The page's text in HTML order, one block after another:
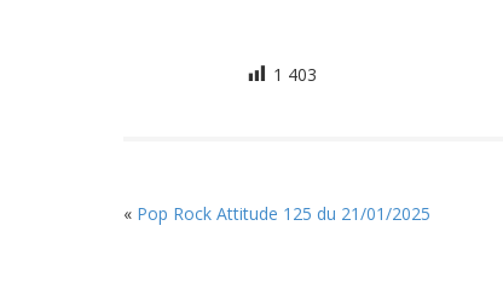
1 403
« Pop Rock Attitude 125 du 21/01/2025